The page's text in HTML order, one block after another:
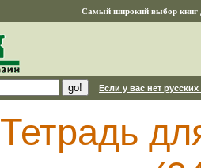
Самый широкий выбор книг
Если у вас нет
Тетрадь